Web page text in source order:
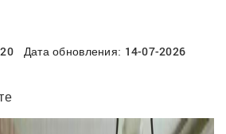
Дата обновления: 14-07-2026